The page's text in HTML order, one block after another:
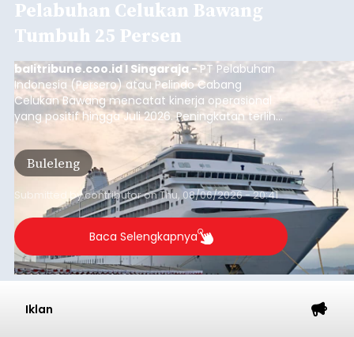
Pelabuhan Celukan Bawang
Tumbuh 25 Persen
balitribune.coo.id I Singaraja -PT Pelabuhan
Indonesia (Persero) atau Pelindo Cabang
Celukan Bawang mencatat kinerja operasional
yang positif hingga Juli 2026. Peningkatan terlihat
dari arus kapal yang mencapai 1,48 juta Gross
Tonnage (GT), atau tumbuh 12,4 persen
dibandingkan periode yang sama tahun lalu
yang tercatat sebesar 1,32 juta GT.
Buleleng
Submitted bycontributoronThu, 08/06/2026 - 20:41
Baca Selengkapnya
Iklan